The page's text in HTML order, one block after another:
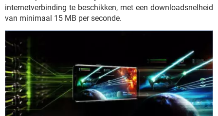
internetverbinding te beschikken, met een downloadsnelheid
van minimaal 15 MB per seconde.